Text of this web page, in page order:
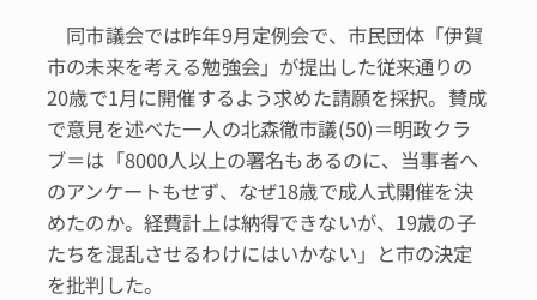
同市議会では昨年9月定例会で、市民団体「伊賀
市の未来を考える勉強会」が提出した従来通りの
20歳で1月に開催するよう求めた請願を採択。賛成
で意見を述べた一人の北森徹市議(50)＝明政クラ
ブ＝は「8000人以上の署名もあるのに、当事者へ
のアンケートもせず、なぜ18歳で成人式開催を決
めたのか。経費計上は納得できないが、19歳の子
たちを混乱させるわけにはいかない」と市の決定
を批判した。